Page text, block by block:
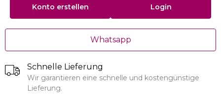
Konto erstellen Login
Whatsapp
Schnelle Lieferung
Wir garantieren eine schnelle und kostengünstige
Lieferung.